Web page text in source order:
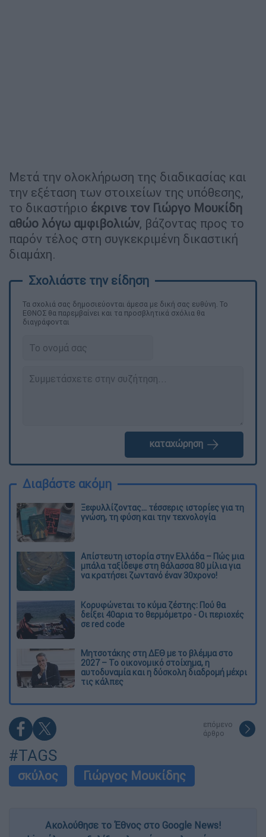
Μετά την ολοκλήρωση της διαδικασίας και
την εξέταση των στοιχείων της υπόθεσης,
το δικαστήριο έκρινε τον Γιώργο Μουκίδη
αθώο λόγω αμφιβολιών, βάζοντας προς το
παρόν τέλος στη συγκεκριμένη δικαστική
διαμάχη.
Τα σχολιά σας δημοσιεύονται άμεσα με δική σας ευθύνη. Το
ΕΘΝΟΣ θα παρεμβαίνει και τα προσβλητικά σχόλια θα
διαγράφονται
καταχώρηση
Διαβάστε ακόμη
Ξεφυλλίζοντας... τέσσερις ιστορίες για τη
γνώση, τη φύση και την τεχνολογία
Απίστευτη ιστορία στην Ελλάδα – Πώς μια
μπάλα ταξίδεψε στη θάλασσα 80 μίλια για
να κρατήσει ζωντανό έναν 30χρονο!
Κορυφώνεται το κύμα ζέστης: Πού θα
δείξει 40αρια το θερμόμετρο - Οι περιοχές
σε red code
Μητσοτάκης στη ΔΕΘ με το βλέμμα στο
2027 – Το οικονομικό στοίχημα, η
αυτοδυναμία και η δύσκολη διαδρομή μέχρι
τις κάλπες
επόμενο
άρθρο
#TAGS
σκύλος Γιώργος Μουκίδης
Ακολούθησε το Έθνος στο Google News!